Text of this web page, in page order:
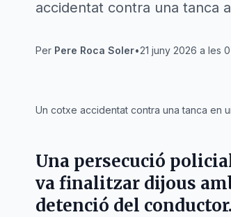
accidentat contra una tanca
Per Pere Roca Soler•21 juny 2026 a les
Un cotxe accidentat contra una tanca en
Una persecució
va finalitzar dijous
detenció del conductor.